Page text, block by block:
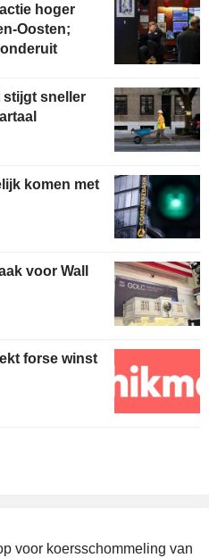
hoger
Oosten;
sneller
komen met
voor Wall
forse winst
voor koersschommeling van